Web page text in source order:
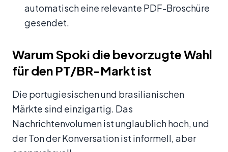
automatisch eine relevante PDF-Broschüre
gesendet.
Warum Spoki die bevorzugte Wahl
für den PT/BR-Markt ist
Die portugiesischen und brasilianischen
Märkte sind einzigartig. Das
Nachrichtenvolumen ist unglaublich hoch, und
der Ton der Konversation ist informell, aber